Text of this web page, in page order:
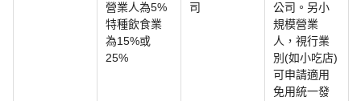
營業人為5%
特種飲食業
為15%或
25%
司
公司。另小
規模營業
人，視行業
別(如小吃店)
可申請適用
免用統一發